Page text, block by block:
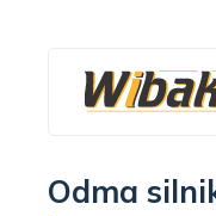
Odma